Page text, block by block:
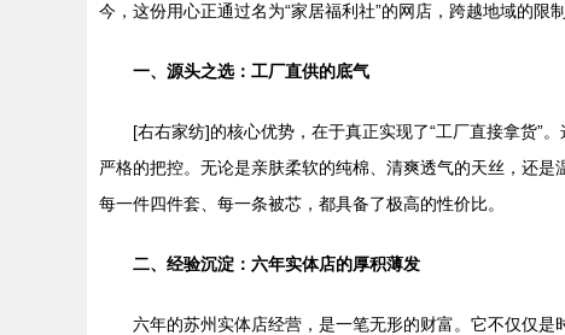
今，这份用心正通过名为“家居福利社”的网店，跨越地域的限
一、源头之选：工厂直供的底气
[右右家纺]的核心优势，在于真正实现了“工厂直接拿货”
严格的把控。无论是亲肤柔软的纯棉、清爽透气的天丝，还
每一件四件套、每一条被芯，都具备了极高的性价比。
二、经验沉淀：六年实体店的厚积薄发
六年的苏州实体店经营，是一笔无形的财富。它不仅仅